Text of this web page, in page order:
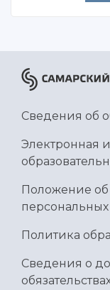
Сведения об
Электронная
Положение об
Политика
Сведения о